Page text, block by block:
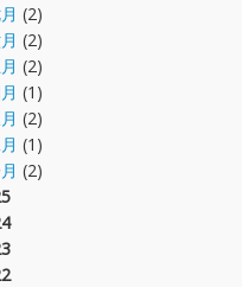
(2)
(2)
(2)
(1)
(2)
(1)
(2)